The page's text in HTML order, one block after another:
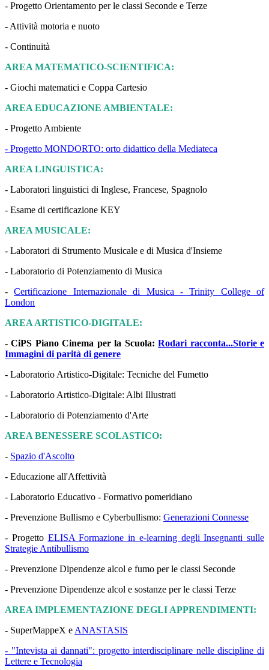
- Progetto Orientamento per le classi Seconde e Terze
- Attività motoria e nuoto
- Continuità
AREA MATEMATICO-SCIENTIFICA:
- Giochi matematici e Coppa Cartesio
AREA EDUCAZIONE AMBIENTALE:
- Progetto Ambiente
- Progetto MONDORTO: orto didattico della Mediateca
AREA LINGUISTICA:
- Laboratori linguistici di Inglese, Francese, Spagnolo
- Esame di certificazione KEY
AREA MUSICALE:
- Laboratori di Strumento Musicale e di Musica d'Insieme
- Laboratorio di Potenziamento di Musica
-Certificazione Internazionale di Musica - Trinity College of
London
AREA ARTISTICO-DIGITALE:
-CiPS Piano Cinema per la Scuola: Rodari racconta...Storie e
Immagini di parità di genere
- Laboratorio Artistico-Digitale: Tecniche del Fumetto
- Laboratorio Artistico-Digitale: Albi Illustrati
- Laboratorio di Potenziamento d'Arte
AREA BENESSERE SCOLASTICO:
- Spazio d'Ascolto
- Educazione all'Affettività
- Laboratorio Educativo - Formativo pomeridiano
- Prevenzione Bullismo e Cyberbullismo: Generazioni Connesse
- Progetto ELISA Formazione in e-learning degli Insegnanti sulle
Strategie Antibullismo
- Prevenzione Dipendenze alcol e fumo per le classi Seconde
- Prevenzione Dipendenze alcol e sostanze per le classi Terze
AREA IMPLEMENTAZIONE DEGLI APPRENDIMENTI:
- SuperMappeX e ANASTASIS
- "Intevista ai dannati": progetto interdisciplinare nelle discipline di
Lettere e Tecnologia